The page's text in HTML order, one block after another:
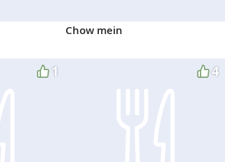
Chow mein
1 4